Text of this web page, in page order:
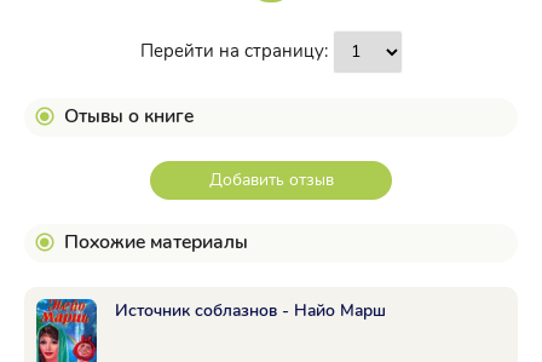
Перейти на страницу:
Отывы о книге
Добавить отзыв
Похожие материалы
Источник соблазнов - Найо Марш